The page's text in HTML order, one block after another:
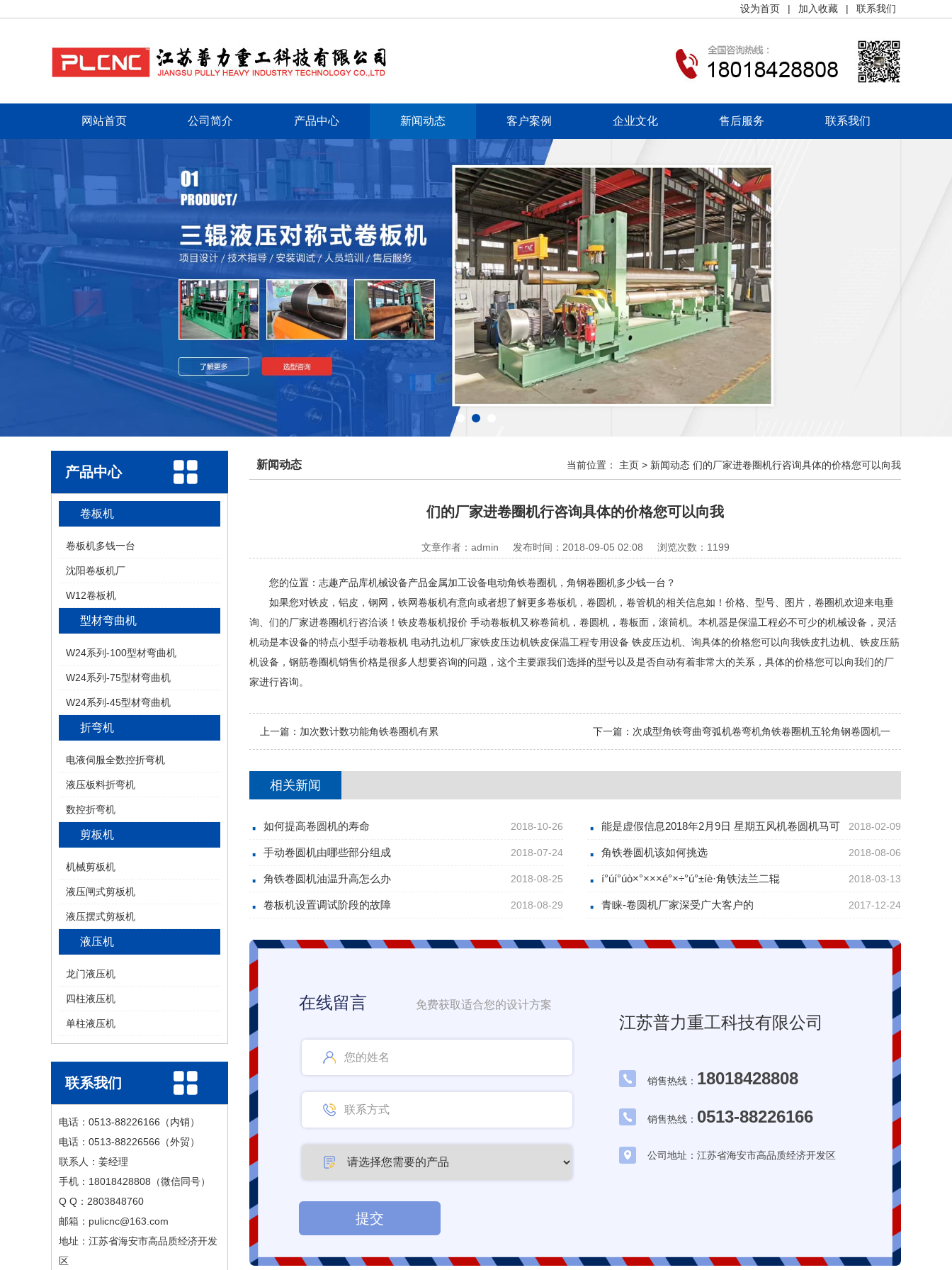
设为首页 | 加入收藏 | 联系我们
网站首页 公司简介 产品中心 新闻动态 客户案例 企业文化 售后服务 联系我们
产品中心
卷板机
卷板机多钱一台
沈阳卷板机厂
W12卷板机
型材弯曲机
W24系列-100型材弯曲机
W24系列-75型材弯曲机
W24系列-45型材弯曲机
折弯机
电液伺服全数控折弯机
液压板料折弯机
数控折弯机
剪板机
机械剪板机
液压闸式剪板机
液压摆式剪板机
液压机
龙门液压机
四柱液压机
单柱液压机
联系我们
电话：0513-88226166（内销）
电话：0513-88226566（外贸）
联系人：姜经理
手机：18018428808（微信同号）
Q Q：2803848760
邮箱：pulicnc@163.com
地址：江苏省海安市高品质经济开发
区
新闻动态 当前位置： 主页 > 新闻动态 们的厂家进卷圈机行咨询具体的价格您可以向我
们的厂家进卷圈机行咨询具体的价格您可以向我
文章作者：admin 发布时间：2018-09-05 02:08 浏览次数：1199
您的位置：志趣产品库机械设备产品金属加工设备电动角铁卷圈机，角钢卷圈机多少钱一台？
如果您对铁皮，铝皮，钢网，铁网卷板机有意向或者想了解更多卷板机，卷圆机，卷管机的相关信息如！价格、型号、图片，卷圈机欢迎来电垂
询、们的厂家进卷圈机行咨洽谈！铁皮卷板机报价 手动卷板机又称卷筒机，卷圆机，卷板面，滚筒机。本机器是保温工程必不可少的机械设备，灵活
机动是本设备的特点小型手动卷板机 电动扎边机厂家铁皮压边机铁皮保温工程专用设备 铁皮压边机、询具体的价格您可以向我铁皮扎边机、铁皮压筋
机设备，钢筋卷圈机销售价格是很多人想要咨询的问题，这个主要跟我们选择的型号以及是否自动有着非常大的关系，具体的价格您可以向我们的厂
家进行咨询。
上一篇： 加次数计数功能角铁卷圈机有累 下一篇： 次成型角铁弯曲弯弧机卷弯机角铁卷圈机五轮角钢卷圆机一
相关新闻
如何提高卷圆机的寿命 2018-10-26 能是虚假信息2018年2月9日 星期五风机卷圆机马可 2018-02-09
手动卷圆机由哪些部分组成 2018-07-24 角铁卷圆机该如何挑选 2018-08-06
角铁卷圆机油温升高怎么办 2018-08-25 í°úí°úò×°×××é°×÷°ú°±íè·角铁法兰二辊 2018-03-13
卷板机设置调试阶段的故障 2018-08-29 青睐-卷圆机厂家深受广大客户的 2017-12-24
在线留言 免费获取适合您的设计方案
江苏普力重工科技有限公司
销售热线： 18018428808
销售热线： 0513-88226166
公司地址：江苏省海安市高品质经济开发区